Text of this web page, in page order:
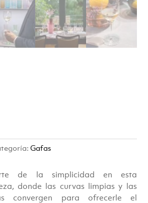
Gafas
de la simplicidad en esta
donde las curvas limpias y las
convergen para ofrecerle el